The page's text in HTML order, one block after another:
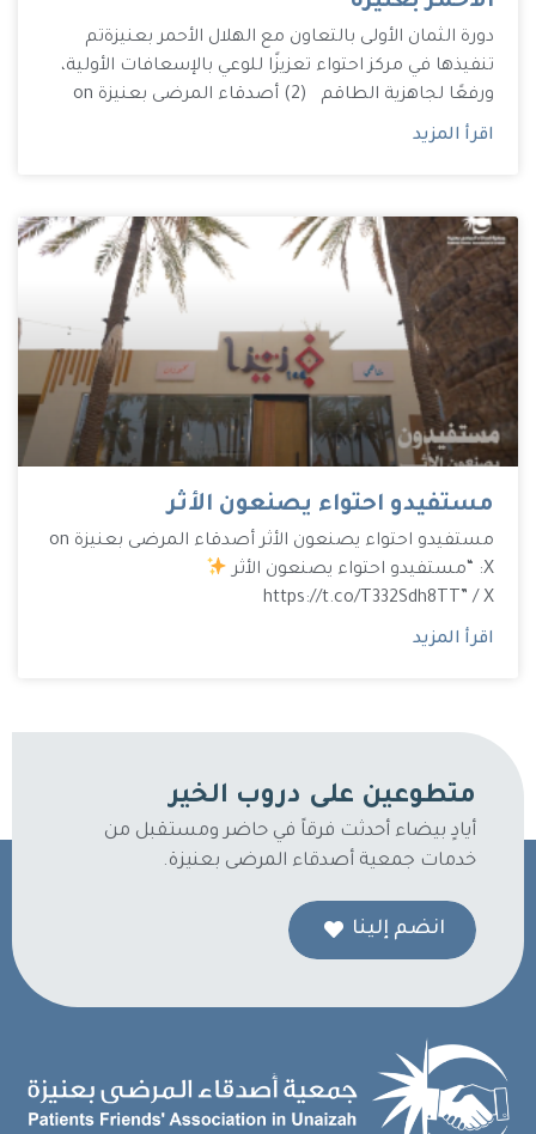
دورة الثمان الأولى بالتعاون مع الهلال الأحمر بعنيزة تم
تنفيذها في مركز احتواء تعزيزًا للوعي بالإسعافات الأولية،
ورفعًا لجاهزية الطاقم (2) أصدقاء المرضى بعنيزة on
اقرأ المزيد
مستفيدو احتواء يصنعون الأثر
مستفيدو احتواء يصنعون الأثر أصدقاء المرضى بعنيزة on
X: “مستفيدو احتواء يصنعون الأثر
https://t.co/T332Sdh8TT” / X
اقرأ المزيد
انضم إلينا
متطوعين على دروب الخير
أيادٍ بيضاء أحدثت فرقاً في حاضر ومستقبل من
خدمات جمعية أصدقاء المرضى بعنيزة.